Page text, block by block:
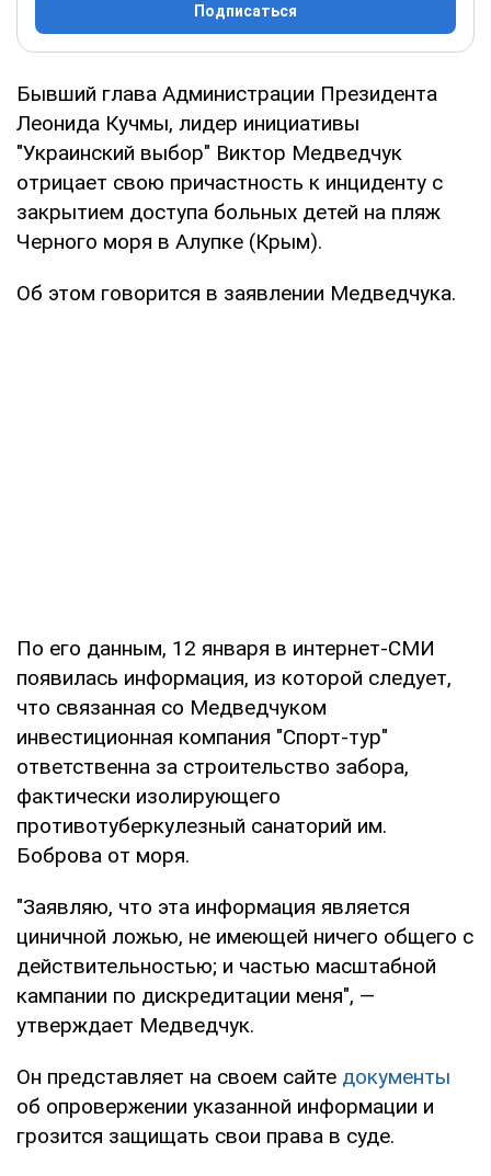
Подписаться
Бывший глава Администрации Президента
Леонида Кучмы, лидер инициативы
"Украинский выбор" Виктор Медведчук
отрицает свою причастность к инциденту с
закрытием доступа больных детей на пляж
Черного моря в Алупке (Крым).
Об этом говорится в заявлении Медведчука.
По его данным, 12 января в интернет-СМИ
появилась информация, из которой следует,
что связанная со Медведчуком
инвестиционная компания "Спорт-тур"
ответственна за строительство забора,
фактически изолирующего
противотуберкулезный санаторий им.
Боброва от моря.
"Заявляю, что эта информация является
циничной ложью, не имеющей ничего общего с
действительностью; и частью масштабной
кампании по дискредитации меня", —
утверждает Медведчук.
Он представляет на своем сайте документы
об опровержении указанной информации и
грозится защищать свои права в суде.